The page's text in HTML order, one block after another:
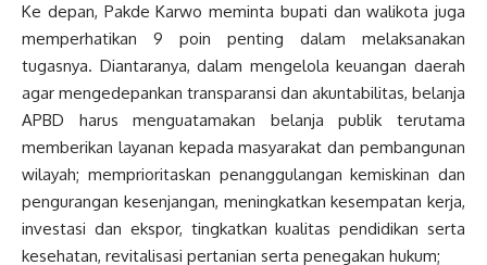
Ke depan, Pakde Karwo meminta bupati dan walikota juga
memperhatikan 9 poin penting dalam melaksanakan
tugasnya. Diantaranya, dalam mengelola keuangan daerah
agar mengedepankan transparansi dan akuntabilitas, belanja
APBD harus menguatamakan belanja publik terutama
memberikan layanan kepada masyarakat dan pembangunan
wilayah; memprioritaskan penanggulangan kemiskinan dan
pengurangan kesenjangan, meningkatkan kesempatan kerja,
investasi dan ekspor, tingkatkan kualitas pendidikan serta
kesehatan, revitalisasi pertanian serta penegakan hukum;